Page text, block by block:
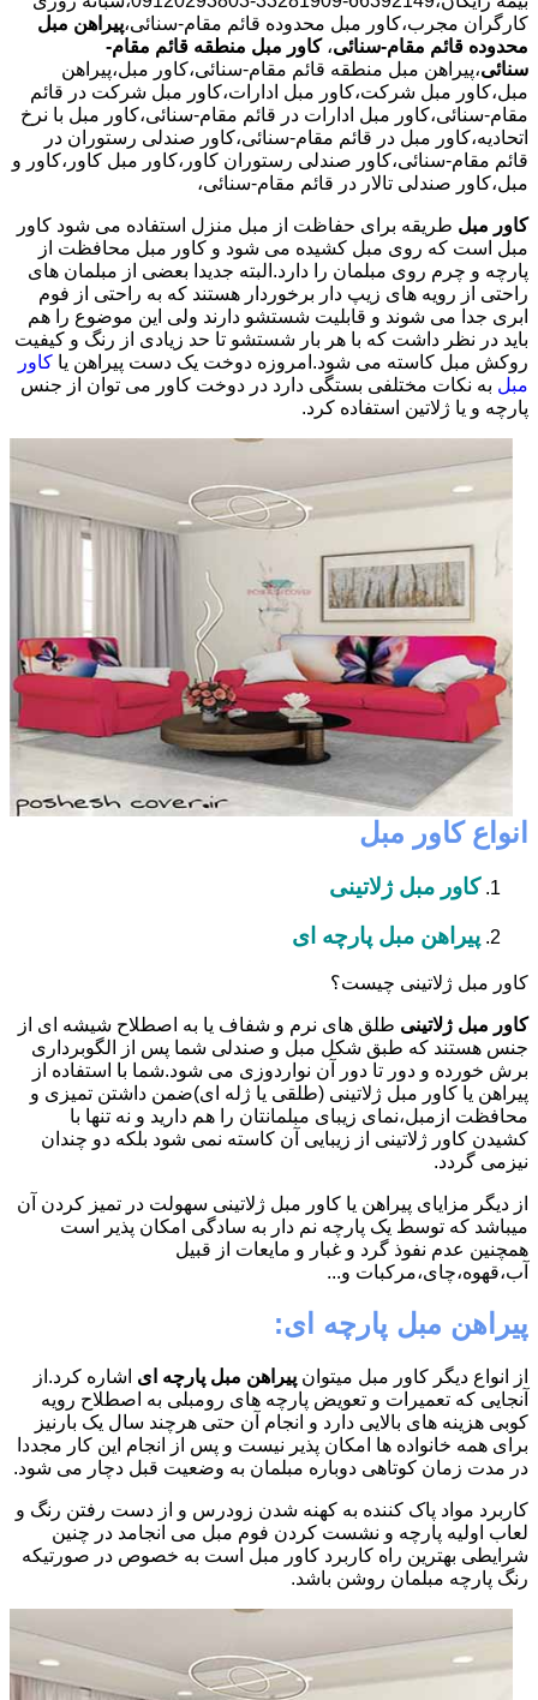
کارگران مجرب،کاور مبل محدوده قائم مقام-سنائی،پیراهن مبل
محدوده قائم مقام-سنائی، کاور مبل منطقه قائم مقام-
سنائی،پیراهن مبل منطقه قائم مقام-سنائی،کاور مبل،پیراهن
مبل،کاور مبل شرکت،کاور مبل ادارات،کاور مبل شرکت در قائم
مقام-سنائی،کاور مبل ادارات در قائم مقام-سنائی،کاور مبل با نرخ
اتحادیه،کاور مبل در قائم مقام-سنائی،کاور صندلی رستوران در
قائم مقام-سنائی،کاور صندلی رستوران کاور،کاور مبل کاور،کاور و
مبل،کاور صندلی تالار در قائم مقام-سنائی،
کاور مبل طریقه برای حفاظت از مبل منزل استفاده می شود کاور
مبل است که روی مبل کشیده می شود و کاور مبل محافظت از
پارچه و چرم روی مبلمان را دارد.البته جدیدا بعضی از مبلمان های
راحتی از رویه های زیپ دار برخوردار هستند که به راحتی از فوم
ابری جدا می شوند و قابلیت شستشو دارند ولی این موضوع را هم
باید در نظر داشت که با هر بار شستشو تا حد زیادی از رنگ و کیفیت
روکش مبل کاسته می شود.امروزه دوخت یک دست پیراهن یا کاور
مبل به نکات مختلفی بستگی دارد در دوخت کاور می توان از جنس
پارچه و یا ژلاتین استفاده کرد.
انواع کاور مبل
کاور مبل ژلاتینی
پیراهن مبل پارچه ای
کاور مبل ژلاتینی چیست؟
کاور مبل ژلاتینی طلق های نرم و شفاف یا به اصطلاح شیشه ای از
جنس هستند که طبق شکل مبل و صندلی شما پس از الگوبرداری
برش خورده و دور تا دور آن نواردوزی می شود.شما با استفاده از
پیراهن یا کاور مبل ژلاتینی (طلقی یا ژله ای)ضمن داشتن تمیزی و
محافظت ازمبل،نمای زیبای مبلمانتان را هم دارید و نه تنها با
کشیدن کاور ژلاتینی از زیبایی آن کاسته نمی شود بلکه دو چندان
نیزمی گردد.
از دیگر مزایای پیراهن یا کاور مبل ژلاتینی سهولت در تمیز کردن آن
میباشد که توسط یک پارچه نم دار به سادگی امکان پذیر است
همچنین عدم نفوذ گرد و غبار و مایعات از قبیل
آب،قهوه،چای،مرکبات و...
پیراهن مبل پارچه ای:
از انواع دیگر کاور مبل میتوان پیراهن مبل پارچه ای اشاره کرد.از
آنجایی که تعمیرات و تعویض پارچه های رومبلی به اصطلاح رویه
کوبی هزینه های بالایی دارد و انجام آن حتی هرچند سال یک بارنیز
برای همه خانواده ها امکان پذیر نیست و پس از انجام این کار مجددا
در مدت زمان کوتاهی دوباره مبلمان به وضعیت قبل دچار می شود.
کاربرد مواد پاک کننده به کهنه شدن زودرس و از دست رفتن رنگ و
لعاب اولیه پارچه و نشست کردن فوم مبل می انجامد در چنین
شرایطی بهترین راه کاربرد کاور مبل است به خصوص در صورتیکه
رنگ پارچه مبلمان روشن باشد.